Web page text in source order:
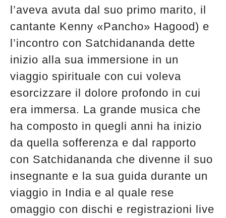
l’aveva avuta dal suo primo marito, il
cantante Kenny «Pancho» Hagood) e
l’incontro con Satchidananda dette
inizio alla sua immersione in un
viaggio spirituale con cui voleva
esorcizzare il dolore profondo in cui
era immersa. La grande musica che
ha composto in quegli anni ha inizio
da quella sofferenza e dal rapporto
con Satchidananda che divenne il suo
insegnante e la sua guida durante un
viaggio in India e al quale rese
omaggio con dischi e registrazioni live